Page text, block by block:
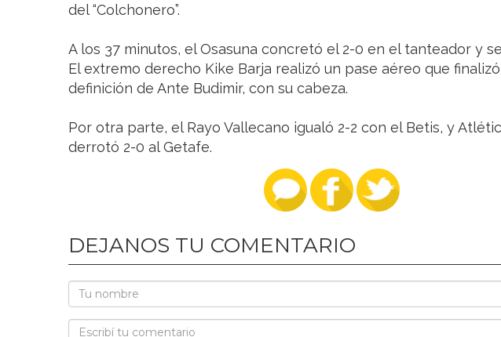
del “Colchonero”.
A los 37 minutos, el Osasuna concretó el 2-0 en el tanteador y
El extremo derecho Kike Barja realizó un pase aéreo que
definición de Ante Budimir, con su cabeza.
Por otra parte, el Rayo Vallecano igualó 2-2 con el Betis, y
derrotó 2-0 al Getafe.
DEJANOS TU COMENTARIO